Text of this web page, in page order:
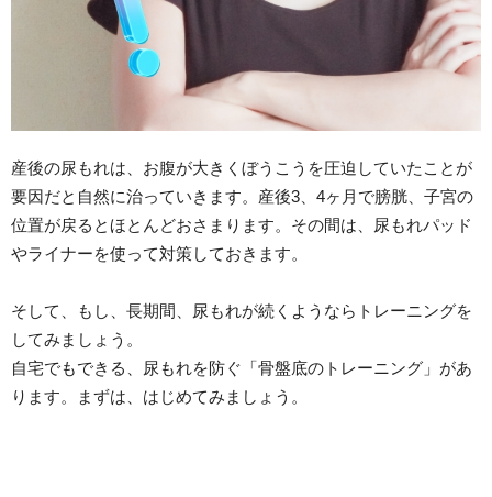
産後の尿もれは、お腹が大きくぼうこうを圧迫していたことが
要因だと自然に治っていきます。産後3、4ヶ月で膀胱、子宮の
位置が戻るとほとんどおさまります。その間は、尿もれパッド
やライナーを使って対策しておきます。
そして、もし、長期間、尿もれが続くようならトレーニングを
してみましょう。
自宅でもできる、尿もれを防ぐ「骨盤底のトレーニング」があ
ります。まずは、はじめてみましょう。